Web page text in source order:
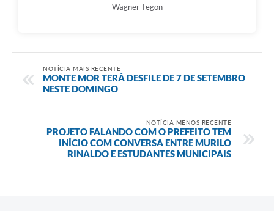
Wagner Tegon
NOTÍCIA MAIS RECENTE
MONTE MOR TERÁ DESFILE DE 7 DE SETEMBRO
NESTE DOMINGO
NOTÍCIA MENOS RECENTE
PROJETO FALANDO COM O PREFEITO TEM
INÍCIO COM CONVERSA ENTRE MURILO
RINALDO E ESTUDANTES MUNICIPAIS